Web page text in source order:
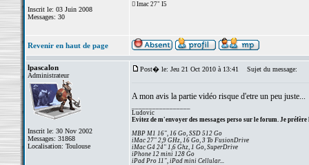
Inscrit le: 03 Juin 2008
Messages: 30
 Imac 27" I5
Revenir en haut de page
lpascalon
Administrateur
Inscrit le: 30 Nov 2002
Messages: 31868
Localisation: Toulouse
Post� le: Jeu 21 Oct 2010 à 13:41 Sujet du message:
A mon avis la partie vidéo risque d'etre un peu juste...
Ludovic
Evitez de m'envoyer des messages perso sur le forum. Je préfère
MBP M1 16", 16 Go, SSD 512 Go
iMac 27" 2,9 GHz, 16 Go, 3 To FusionDrive
iMac G4 24" 1,6 Ghz, 1 Go, SuperDrive
iPhone 12 mini 128 Go
iPad Pro 11", iPad mini Cellular...